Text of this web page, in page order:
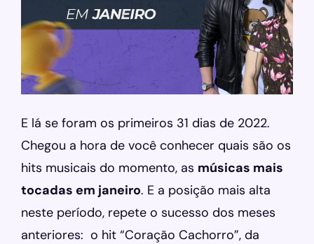
E lá se foram os primeiros 31 dias de 2022.
Chegou a hora de você conhecer quais são os
hits musicais do momento, as músicas mais
tocadas em janeiro. E a posição mais alta
neste período, repete o sucesso dos meses
anteriores: o hit “Coração Cachorro”, da